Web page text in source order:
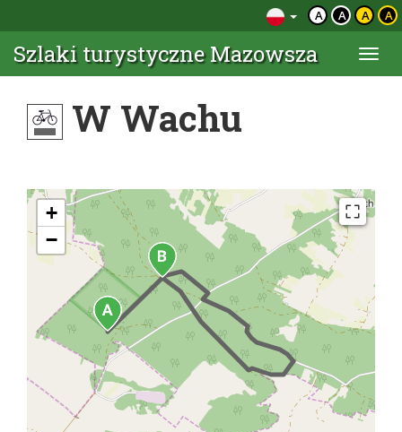
A A A A
Szlaki turystyczne Mazowsza
W Wachu
+
−